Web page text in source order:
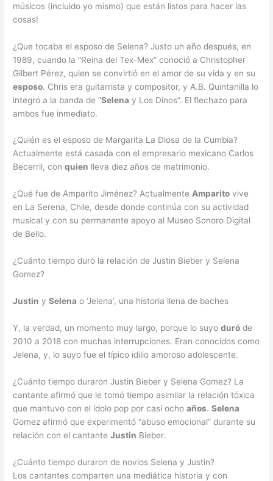
músicos (incluido yo mismo) que están listos para hacer las
cosas!
¿Que tocaba el esposo de Selena? Justo un año después, en
1989, cuando la “Reina del Tex-Mex” conoció a Christopher
Gilbert Pérez, quien se convirtió en el amor de su vida y en su
esposo. Chris era guitarrista y compositor, y A.B. Quintanilla lo
integró a la banda de “Selena y Los Dinos”. El flechazo para
ambos fue inmediato.
¿Quién es el esposo de Margarita La Diosa de la Cumbia?
Actualmente está casada con el empresario mexicano Carlos
Becerril, conquien lleva diez años de matrimonio.
¿Qué fue de Amparito Jiménez? ActualmenteAmparito vive
en La Serena, Chile, desde donde continúa con su actividad
musical y con su permanente apoyo al Museo Sonoro Digital
de Bello.
¿Cuánto tiempo duró la relación de Justin Bieber y Selena
Gomez?
Justin ySelena o ‘Jelena’, una historia llena de baches
Y, la verdad, un momento muy largo, porque lo suyoduró de
2010 a 2018 con muchas interrupciones. Eran conocidos como
Jelena, y, lo suyo fue el típico idilio amoroso adolescente.
¿Cuánto tiempo duraron Justin Bieber y Selena Gomez? La
cantante afirmó que le tomó tiempo asimilar la relación tóxica
que mantuvo con el ídolo pop por casi ochoaños.Selena
Gomez afirmó que experimentó “abuso emocional” durante su
relación con el cantanteJustin Bieber.
¿Cuánto tiempo duraron de novios Selena y Justin?
Los cantantes comparten una mediática historia y con